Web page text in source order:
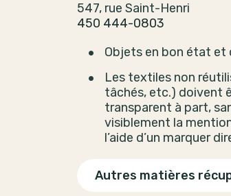
547, rue Saint-Henri
450 444-0803
Objets en bon état
Les textiles non
tâchés, etc.) doivent
transparent à part,
visiblement la
l’aide d’un marquer
Autres matières